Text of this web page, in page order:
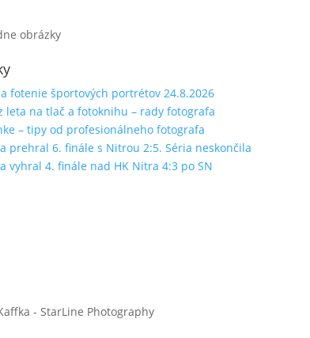
obrázky
fotenie športových portrétov 24.8.2026
leta na tlač a fotoknihu – rady fotografa
– tipy od profesionálneho fotografa
prehral 6. finále s Nitrou 2:5. Séria neskončila
vyhral 4. finále nad HK Nitra 4:3 po SN
- StarLine Photography